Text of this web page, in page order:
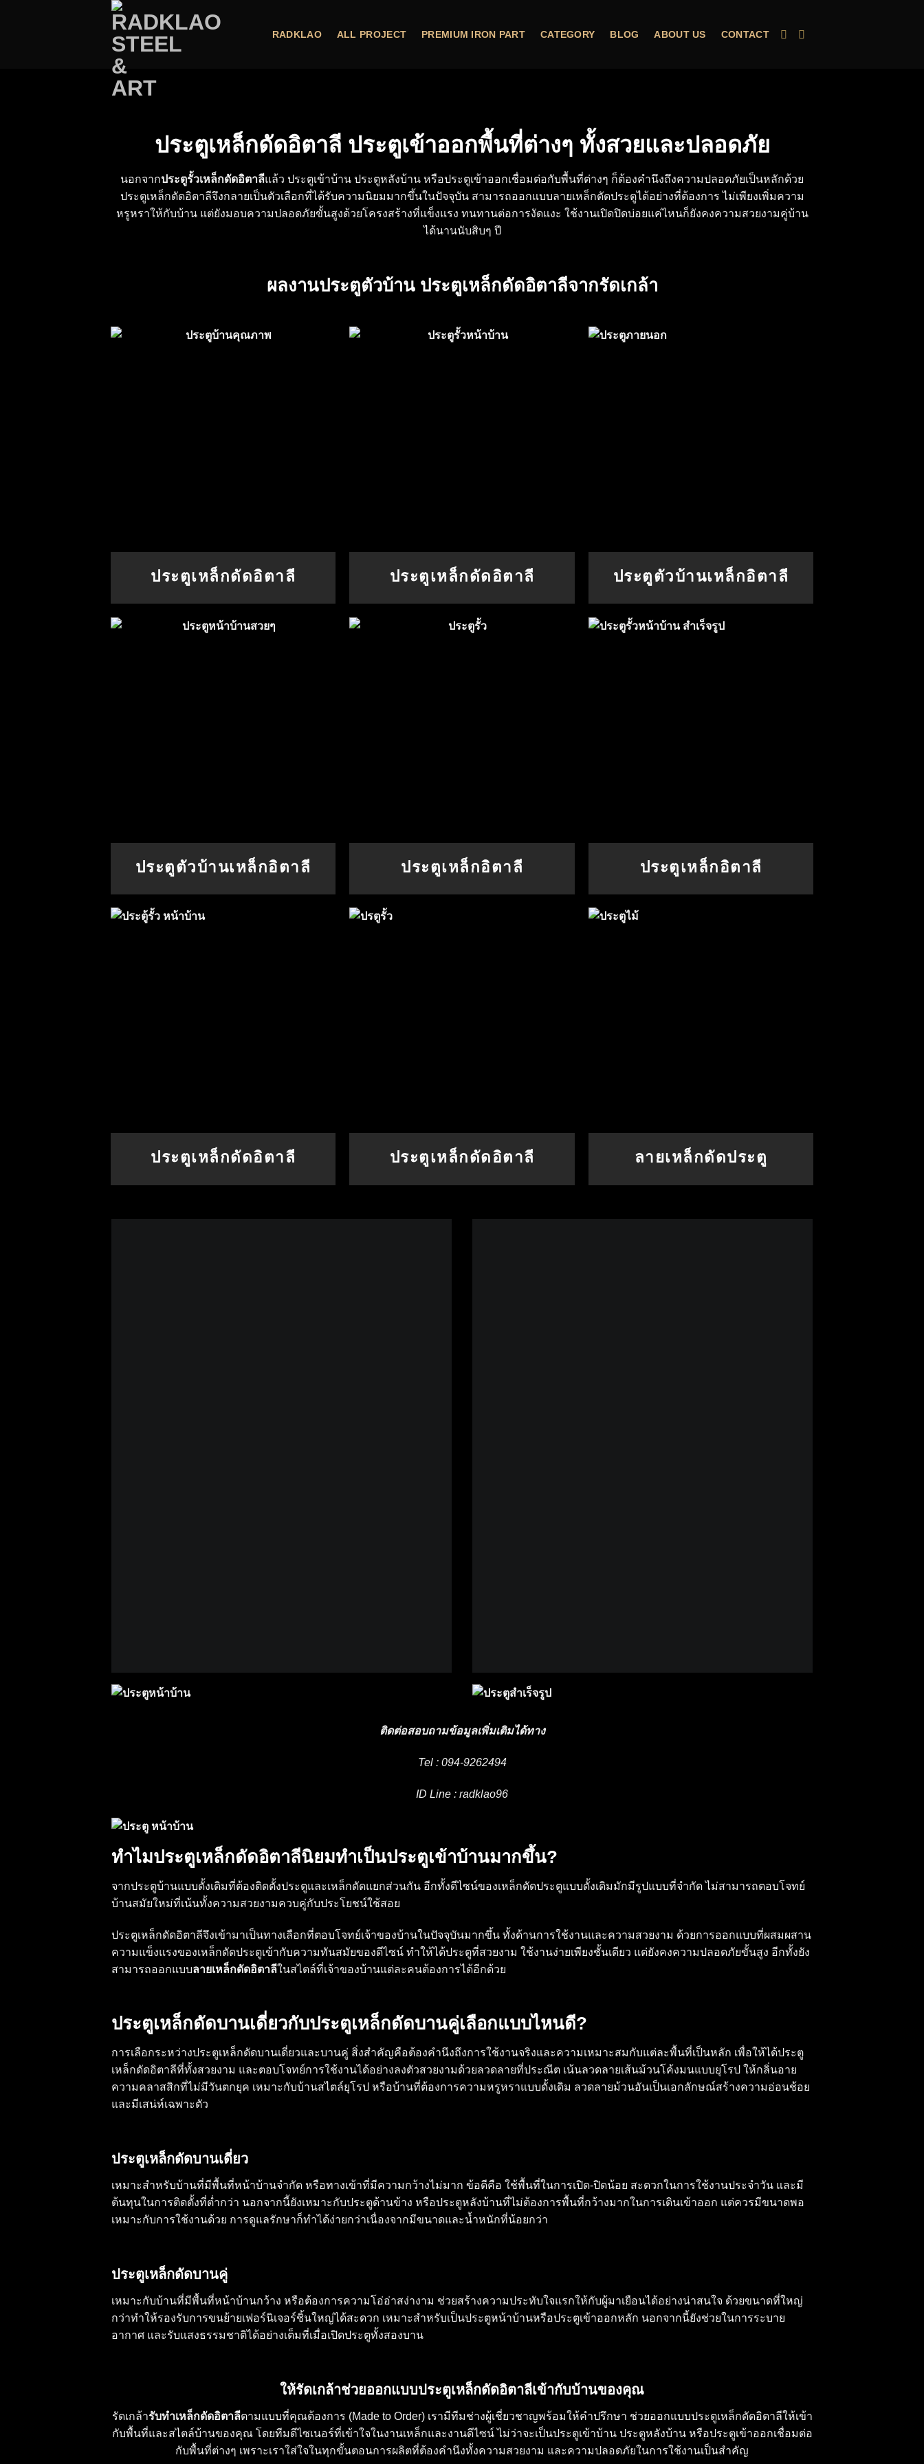
RADKLAO ALL PROJECT PREMIUM IRON PART CATEGORY BLOG ABOUT US CONTACT
ประตูเหล็กดัดอิตาลี ประตูเข้าออกพื้นที่ต่างๆ ทั้งสวยและปลอดภัย
นอกจากประตูรั้วเหล็กดัดอิตาลีแล้ว ประตูเข้าบ้าน ประตูหลังบ้าน หรือประตูเข้าออกเชื่อมต่อกับพื้นที่ต่างๆ ก็ต้องคำนึงถึงความปลอดภัยเป็นหลักด้วย
ประตูเหล็กดัดอิตาลีจึงกลายเป็นตัวเลือกที่ได้รับความนิยมมากขึ้นในปัจจุบัน สามารถออกแบบลายเหล็กดัดประตูได้อย่างที่ต้องการ ไม่เพียงเพิ่มความ
หรูหราให้กับบ้าน แต่ยังมอบความปลอดภัยขั้นสูงด้วยโครงสร้างที่แข็งแรง ทนทานต่อการงัดแงะ ใช้งานเปิดปิดบ่อยแค่ไหนก็ยังคงความสวยงามคู่บ้าน
ได้นานนับสิบๆ ปี
ผลงานประตูตัวบ้าน ประตูเหล็กดัดอิตาลีจากรัดเกล้า
ประตูเหล็กดัดอิตาลี ประตูเหล็กดัดอิตาลี ประตูตัวบ้านเหล็กอิตาลี
ประตูตัวบ้านเหล็กอิตาลี ประตูเหล็กอิตาลี ประตูเหล็กอิตาลี
ประตูเหล็กดัดอิตาลี ประตูเหล็กดัดอิตาลี ลายเหล็กดัดประตู
ติดต่อสอบถามข้อมูลเพิ่มเติมได้ทาง
Tel : 094-9262494
ID Line : radklao96
ทำไมประตูเหล็กดัดอิตาลีนิยมทำเป็นประตูเข้าบ้านมากขึ้น?
จากประตูบ้านแบบดั้งเดิมที่ต้องติดตั้งประตูและเหล็กดัดแยกส่วนกัน อีกทั้งดีไซน์ของเหล็กดัดประตูแบบดั้งเดิมมักมีรูปแบบที่จำกัด ไม่สามารถตอบโจทย์
บ้านสมัยใหม่ที่เน้นทั้งความสวยงามควบคู่กับประโยชน์ใช้สอย
ประตูเหล็กดัดอิตาลีจึงเข้ามาเป็นทางเลือกที่ตอบโจทย์เจ้าของบ้านในปัจจุบันมากขึ้น ทั้งด้านการใช้งานและความสวยงาม ด้วยการออกแบบที่ผสมผสาน
ความแข็งแรงของเหล็กดัดประตูเข้ากับความทันสมัยของดีไซน์ ทำให้ได้ประตูที่สวยงาม ใช้งานง่ายเพียงชั้นเดียว แต่ยังคงความปลอดภัยขั้นสูง อีกทั้งยัง
สามารถออกแบบลายเหล็กดัดอิตาลีในสไตล์ที่เจ้าของบ้านแต่ละคนต้องการได้อีกด้วย
ประตูเหล็กดัดบานเดี่ยวกับประตูเหล็กดัดบานคู่เลือกแบบไหนดี?
การเลือกระหว่างประตูเหล็กดัดบานเดี่ยวและบานคู่ สิ่งสำคัญคือต้องคำนึงถึงการใช้งานจริงและความเหมาะสมกับแต่ละพื้นที่เป็นหลัก เพื่อให้ได้ประตู
เหล็กดัดอิตาลีที่ทั้งสวยงาม และตอบโจทย์การใช้งานได้อย่างลงตัวสวยงามด้วยลวดลายที่ประณีต เน้นลวดลายเส้นม้วนโค้งมนแบบยุโรป ให้กลิ่นอาย
ความคลาสสิกที่ไม่มีวันตกยุค เหมาะกับบ้านสไตล์ยุโรป หรือบ้านที่ต้องการความหรูหราแบบดั้งเดิม ลวดลายม้วนอันเป็นเอกลักษณ์สร้างความอ่อนช้อย
และมีเสน่ห์เฉพาะตัว
ประตูเหล็กดัดบานเดี่ยว
เหมาะสำหรับบ้านที่มีพื้นที่หน้าบ้านจำกัด หรือทางเข้าที่มีความกว้างไม่มาก ข้อดีคือ ใช้พื้นที่ในการเปิด-ปิดน้อย สะดวกในการใช้งานประจำวัน และมี
ต้นทุนในการติดตั้งที่ต่ำกว่า นอกจากนี้ยังเหมาะกับประตูด้านข้าง หรือประตูหลังบ้านที่ไม่ต้องการพื้นที่กว้างมากในการเดินเข้าออก แต่ควรมีขนาดพอ
เหมาะกับการใช้งานด้วย การดูแลรักษาก็ทำได้ง่ายกว่าเนื่องจากมีขนาดและน้ำหนักที่น้อยกว่า
ประตูเหล็กดัดบานคู่
เหมาะกับบ้านที่มีพื้นที่หน้าบ้านกว้าง หรือต้องการความโอ่อ่าสง่างาม ช่วยสร้างความประทับใจแรกให้กับผู้มาเยือนได้อย่างน่าสนใจ ด้วยขนาดที่ใหญ่
กว่าทำให้รองรับการขนย้ายเฟอร์นิเจอร์ชิ้นใหญ่ได้สะดวก เหมาะสำหรับเป็นประตูหน้าบ้านหรือประตูเข้าออกหลัก นอกจากนี้ยังช่วยในการระบาย
อากาศ และรับแสงธรรมชาติได้อย่างเต็มที่เมื่อเปิดประตูทั้งสองบาน
ให้รัดเกล้าช่วยออกแบบประตูเหล็กดัดอิตาลีเข้ากับบ้านของคุณ
รัดเกล้ารับทำเหล็กดัดอิตาลีตามแบบที่คุณต้องการ (Made to Order) เรามีทีมช่างผู้เชี่ยวชาญพร้อมให้คำปรึกษา ช่วยออกแบบประตูเหล็กดัดอิตาลีให้เข้า
กับพื้นที่และสไตล์บ้านของคุณ โดยทีมดีไซเนอร์ที่เข้าใจในงานเหล็กและงานดีไซน์ ไม่ว่าจะเป็นประตูเข้าบ้าน ประตูหลังบ้าน หรือประตูเข้าออกเชื่อมต่อ
กับพื้นที่ต่างๆ เพราะเราใส่ใจในทุกขั้นตอนการผลิตที่ต้องคำนึงทั้งความสวยงาม และความปลอดภัยในการใช้งานเป็นสำคัญ